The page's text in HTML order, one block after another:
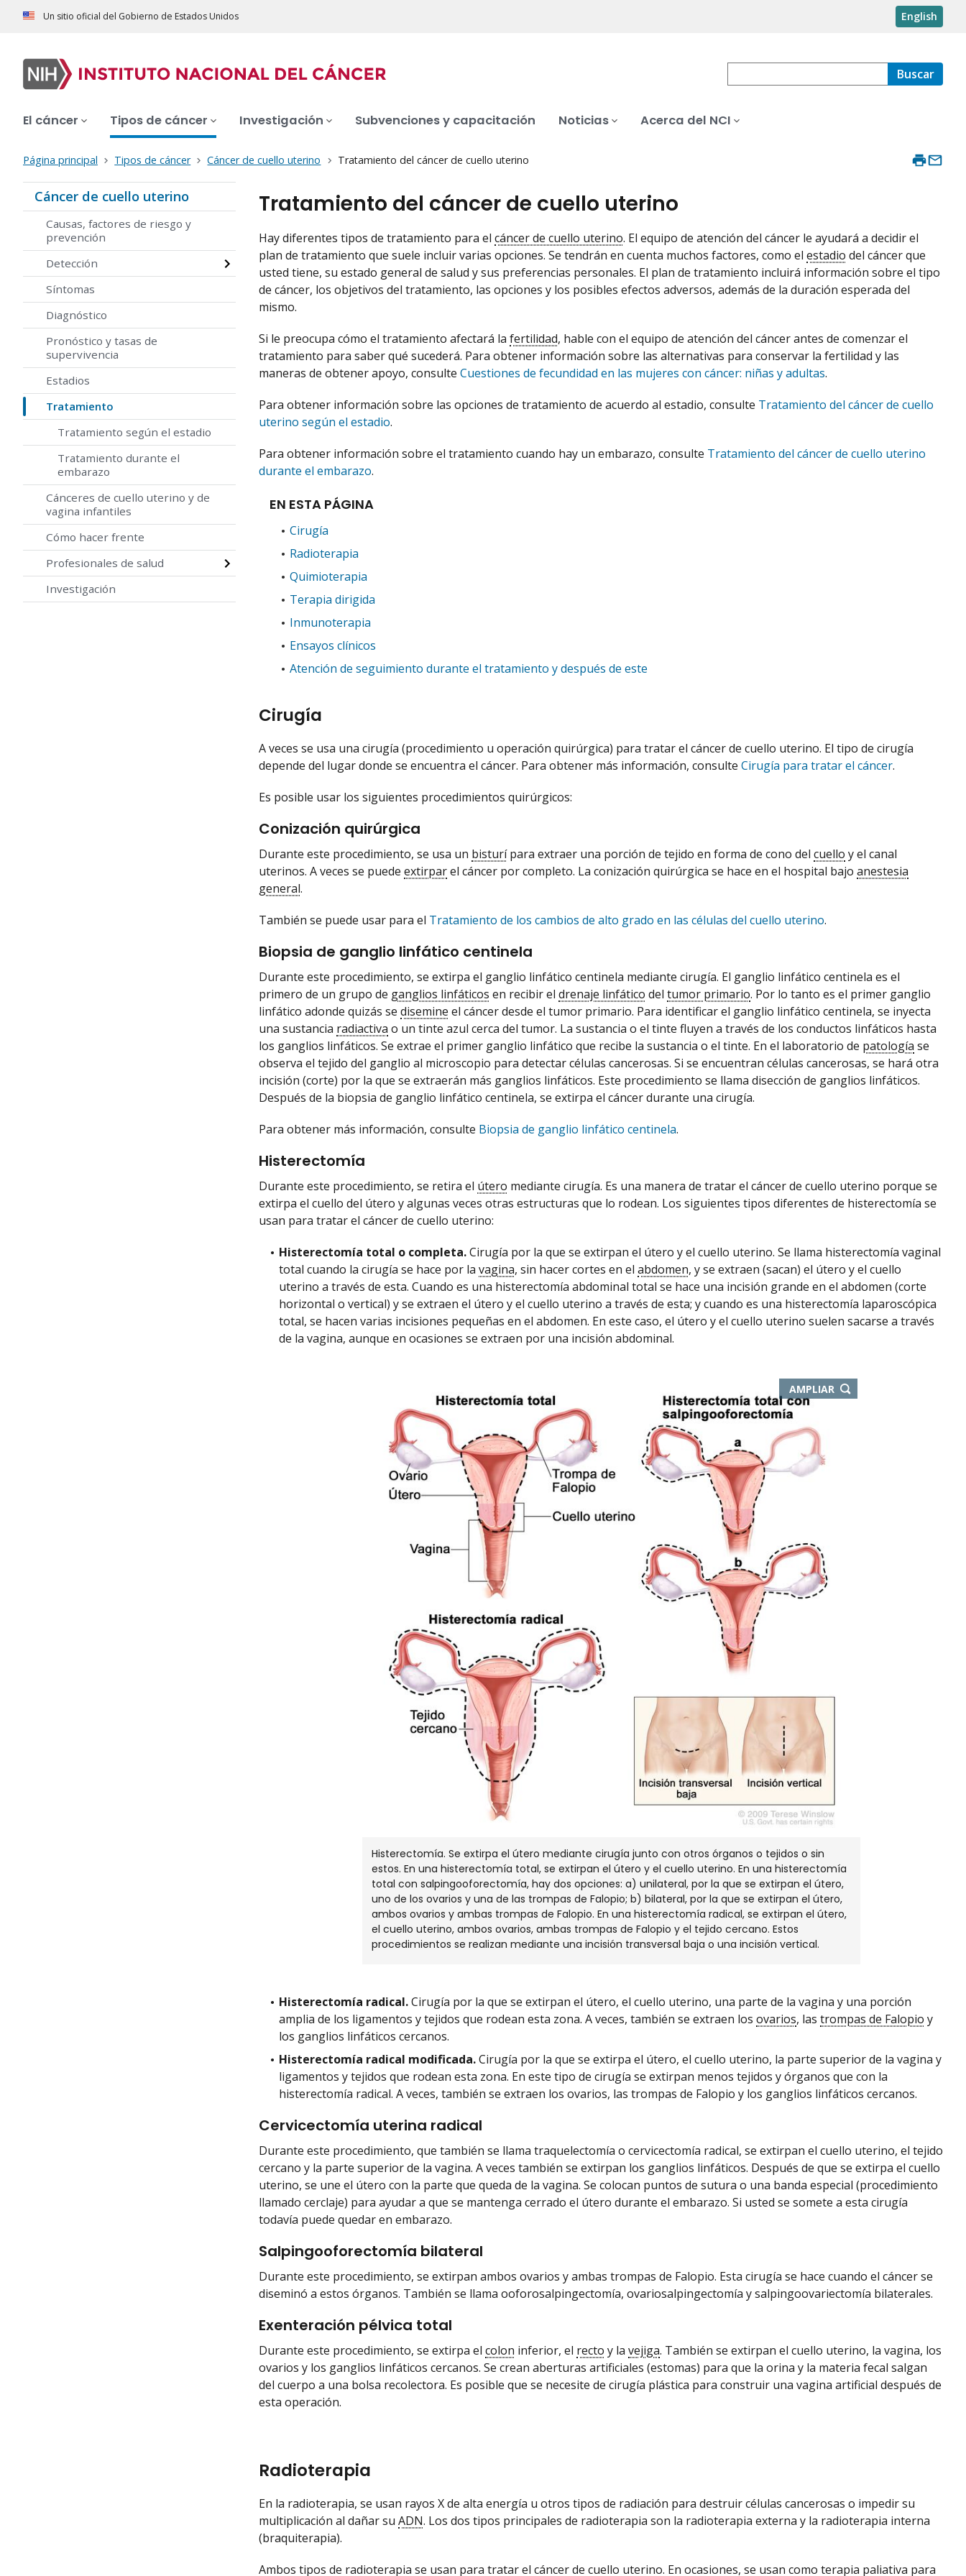
Un sitio oficial del Gobierno de Estados Unidos English
Buscar
El cáncer Tipos de cáncer Investigación Subvenciones y capacitación Noticias Acerca del NCI
Página principal Tipos de cáncer Cáncer de cuello uterino Tratamiento del cáncer de cuello uterino
Cáncer de cuello uterino
Causas, factores de riesgo y
prevención
Detección
Síntomas
Diagnóstico
Pronóstico y tasas de
supervivencia
Estadios
Tratamiento
Tratamiento según el estadio
Tratamiento durante el
embarazo
Cánceres de cuello uterino y de
vagina infantiles
Cómo hacer frente
Profesionales de salud
Investigación
Tratamiento del cáncer de cuello uterino
Hay diferentes tipos de tratamiento para el cáncer de cuello uterino. El equipo de atención del cáncer le ayudará a decidir el
plan de tratamiento que suele incluir varias opciones. Se tendrán en cuenta muchos factores, como el estadio del cáncer que
usted tiene, su estado general de salud y sus preferencias personales. El plan de tratamiento incluirá información sobre el tipo
de cáncer, los objetivos del tratamiento, las opciones y los posibles efectos adversos, además de la duración esperada del
mismo.
Si le preocupa cómo el tratamiento afectará la fertilidad, hable con el equipo de atención del cáncer antes de comenzar el
tratamiento para saber qué sucederá. Para obtener información sobre las alternativas para conservar la fertilidad y las
maneras de obtener apoyo, consulte Cuestiones de fecundidad en las mujeres con cáncer: niñas y adultas.
Para obtener información sobre las opciones de tratamiento de acuerdo al estadio, consulte Tratamiento del cáncer de cuello
uterino según el estadio.
Para obtener información sobre el tratamiento cuando hay un embarazo, consulte Tratamiento del cáncer de cuello uterino
durante el embarazo.
EN ESTA PÁGINA
Cirugía
Radioterapia
Quimioterapia
Terapia dirigida
Inmunoterapia
Ensayos clínicos
Atención de seguimiento durante el tratamiento y después de este
Cirugía
A veces se usa una cirugía (procedimiento u operación quirúrgica) para tratar el cáncer de cuello uterino. El tipo de cirugía
depende del lugar donde se encuentra el cáncer. Para obtener más información, consulte Cirugía para tratar el cáncer.
Es posible usar los siguientes procedimientos quirúrgicos:
Conización quirúrgica
Durante este procedimiento, se usa un bisturípara extraer una porción de tejido en forma de cono del cuello y el canal
uterinos. A veces se puede extirparel cáncer por completo. La conización quirúrgica se hace en el hospital bajo anestesia
general.
También se puede usar para el Tratamiento de los cambios de alto grado en las células del cuello uterino.
Biopsia de ganglio linfático centinela
Durante este procedimiento, se extirpa el ganglio linfático centinela mediante cirugía. El ganglio linfático centinela es el
primero de un grupo de ganglios linfáticos en recibir el drenaje linfático del tumor primario. Por lo tanto es el primer ganglio
linfático adonde quizás se disemine el cáncer desde el tumor primario. Para identificar el ganglio linfático centinela, se inyecta
una sustancia radiactiva o un tinte azul cerca del tumor. La sustancia o el tinte fluyen a través de los conductos linfáticos hasta
los ganglios linfáticos. Se extrae el primer ganglio linfático que recibe la sustancia o el tinte. En el laboratorio de patología se
observa el tejido del ganglio al microscopio para detectar células cancerosas. Si se encuentran células cancerosas, se hará otra
incisión (corte) por la que se extraerán más ganglios linfáticos. Este procedimiento se llama disección de ganglios linfáticos.
Después de la biopsia de ganglio linfático centinela, se extirpa el cáncer durante una cirugía.
Para obtener más información, consulte Biopsia de ganglio linfático centinela.
Histerectomía
Durante este procedimiento, se retira el útero mediante cirugía. Es una manera de tratar el cáncer de cuello uterino porque se
extirpa el cuello del útero y algunas veces otras estructuras que lo rodean. Los siguientes tipos diferentes de histerectomía se
usan para tratar el cáncer de cuello uterino:
Histerectomía total o completa.Cirugía por la que se extirpan el útero y el cuello uterino. Se llama histerectomía vaginal
total cuando la cirugía se hace por la vagina, sin hacer cortes en el abdomen, y se extraen (sacan) el útero y el cuello
uterino a través de esta. Cuando es una histerectomía abdominal total se hace una incisión grande en el abdomen (corte
horizontal o vertical) y se extraen el útero y el cuello uterino a través de esta; y cuando es una histerectomía laparoscópica
total, se hacen varias incisiones pequeñas en el abdomen. En este caso, el útero y el cuello uterino suelen sacarse a través
de la vagina, aunque en ocasiones se extraen por una incisión abdominal.
AMPLIAR
Histerectomía. Se extirpa el útero mediante cirugía junto con otros órganos o tejidos o sin
estos. En una histerectomía total, se extirpan el útero y el cuello uterino. En una histerectomía
total con salpingooforectomía, hay dos opciones: a) unilateral, por la que se extirpan el útero,
uno de los ovarios y una de las trompas de Falopio; b) bilateral, por la que se extirpan el útero,
ambos ovarios y ambas trompas de Falopio. En una histerectomía radical, se extirpan el útero,
el cuello uterino, ambos ovarios, ambas trompas de Falopio y el tejido cercano. Estos
procedimientos se realizan mediante una incisión transversal baja o una incisión vertical.
Histerectomía radical.Cirugía por la que se extirpan el útero, el cuello uterino, una parte de la vagina y una porción
amplia de los ligamentos y tejidos que rodean esta zona. A veces, también se extraen los ovarios, las trompas de Falopio y
los ganglios linfáticos cercanos.
Histerectomía radical modificada.Cirugía por la que se extirpa el útero, el cuello uterino, la parte superior de la vagina y
ligamentos y tejidos que rodean esta zona. En este tipo de cirugía se extirpan menos tejidos y órganos que con la
histerectomía radical. A veces, también se extraen los ovarios, las trompas de Falopio y los ganglios linfáticos cercanos.
Cervicectomía uterina radical
Durante este procedimiento, que también se llama traquelectomía o cervicectomía radical, se extirpan el cuello uterino, el tejido
cercano y la parte superior de la vagina. A veces también se extirpan los ganglios linfáticos. Después de que se extirpa el cuello
uterino, se une el útero con la parte que queda de la vagina. Se colocan puntos de sutura o una banda especial (procedimiento
llamado cerclaje) para ayudar a que se mantenga cerrado el útero durante el embarazo. Si usted se somete a esta cirugía
todavía puede quedar en embarazo.
Salpingooforectomía bilateral
Durante este procedimiento, se extirpan ambos ovarios y ambas trompas de Falopio. Esta cirugía se hace cuando el cáncer se
diseminó a estos órganos. También se llama ooforosalpingectomía, ovariosalpingectomía y salpingoovariectomía bilaterales.
Exenteración pélvica total
Durante este procedimiento, se extirpa el colon inferior, el recto y la vejiga. También se extirpan el cuello uterino, la vagina, los
ovarios y los ganglios linfáticos cercanos. Se crean aberturas artificiales (estomas) para que la orina y la materia fecal salgan
del cuerpo a una bolsa recolectora. Es posible que se necesite de cirugía plástica para construir una vagina artificial después de
esta operación.
Radioterapia
En la radioterapia, se usan rayos X de alta energía u otros tipos de radiación para destruir células cancerosas o impedir su
multiplicación al dañar su ADN. Los dos tipos principales de radioterapia son la radioterapia externa y la radioterapia interna
(braquiterapia).
Ambos tipos de radioterapia se usan para tratar el cáncer de cuello uterino. En ocasiones, se usan como terapia paliativa para